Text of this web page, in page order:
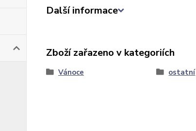
Další informace
Zboží zařazeno v kategoriích
Vánoce ostatní